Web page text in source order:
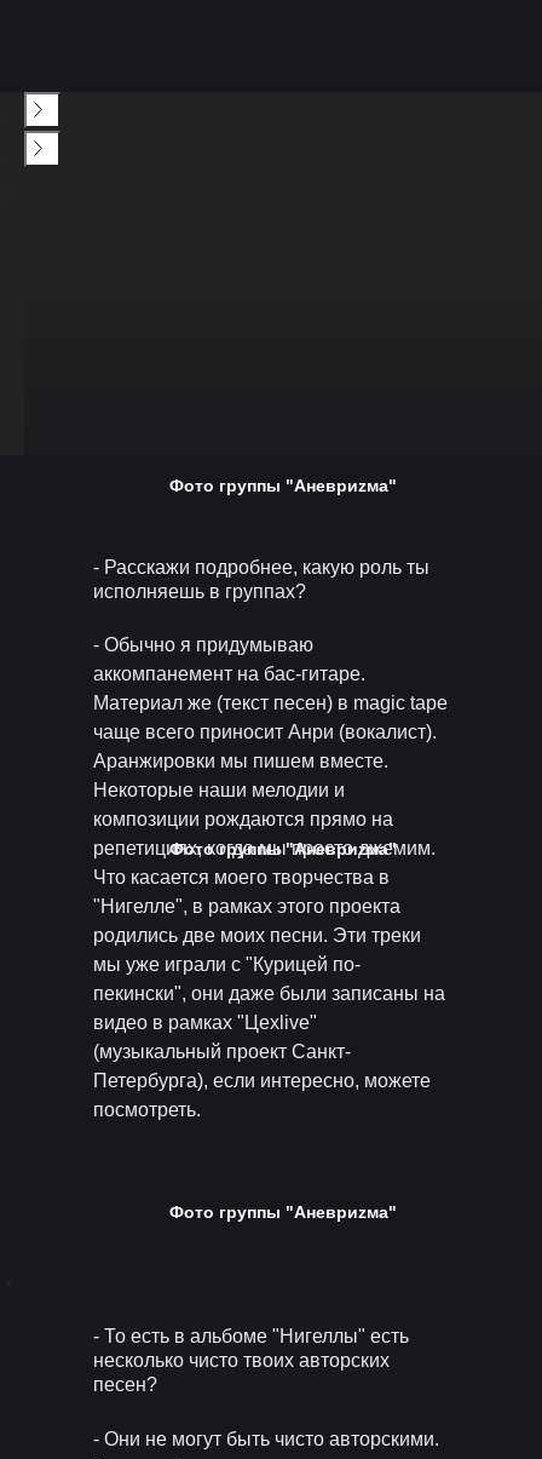
Фото группы "Аневриzма"
Фото группы "Аневриzма"
Фото группы "Аневриzма"
- Расскажи подробнее, какую роль ты
исполняешь в группах?
- Обычно я придумываю
аккомпанемент на бас-гитаре.
Материал же (текст песен) в magic tape
чаще всего приносит Анри (вокалист).
Аранжировки мы пишем вместе.
Некоторые наши мелодии и
композиции рождаются прямо на
репетициях, когда мы просто джемим.
Что касается моего творчества в
"Нигелле", в рамках этого проекта
родились две моих песни. Эти треки
мы уже играли с "Курицей по-
пекински", они даже были записаны на
видео в рамках "Цехlive"
(музыкальный проект Санкт-
Петербурга), если интересно, можете
посмотреть.
- То есть в альбоме "Нигеллы" есть
несколько чисто твоих авторских
песен?
- Они не могут быть чисто авторскими.